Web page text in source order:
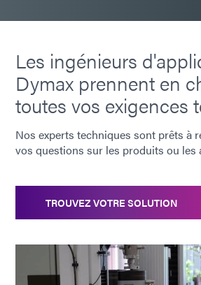
Les ingénieurs
Dymax prennent en
toutes vos exigences
Nos experts techniques sont prêts à
vos questions sur les produits ou les
TROUVEZ VOTRE SOLUTION